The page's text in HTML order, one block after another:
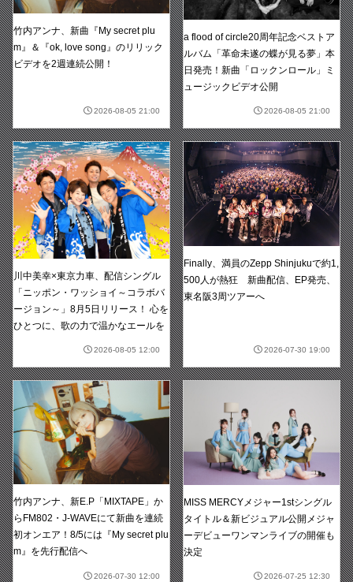
竹内アンナ、新曲『My secret plu
m』＆『ok, love song』のリリック
ビデオを2週連続公開！
2026-08-05 21:00
a flood of circle20周年記念ベストア
ルバム「革命未遂の蝶が見る夢」本
日発売！新曲「ロックンロール」ミ
ュージックビデオ公開
2026-08-05 21:00
川中美幸×東京力車、配信シングル
「ニッポン・ワッショイ～コラボバ
ージョン～」8月5日リリース！ 心を
ひとつに、歌の力で温かなエールを
2026-08-05 12:00
Finally、満員のZepp Shinjukuで約1,
500人が熱狂 新曲配信、EP発売、
東名阪3周ツアーへ
2026-07-30 19:00
竹内アンナ、新E.P「MIXTAPE」か
らFM802・J-WAVEにて新曲を連続
初オンエア！8/5には『My secret plu
m』を先行配信へ
2026-07-30 12:00
MISS MERCYメジャー1stシングル
タイトル＆新ビジュアル公開メジャ
ーデビューワンマンライブの開催も
決定
2026-07-25 12:30